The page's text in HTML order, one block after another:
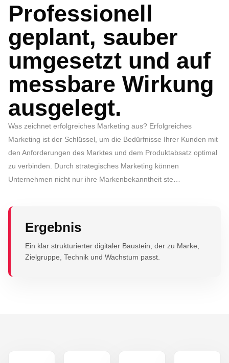
Professionell
geplant, sauber
umgesetzt und auf
messbare Wirkung
ausgelegt.
Was zeichnet erfolgreiches Marketing aus? Erfolgreiches
Marketing ist der Schlüssel, um die Bedürfnisse Ihrer Kunden mit
den Anforderungen des Marktes und dem Produktabsatz optimal
zu verbinden. Durch strategisches Marketing können
Unternehmen nicht nur ihre Markenbekanntheit ste…
Ergebnis
Ein klar strukturierter digitaler Baustein, der zu Marke,
Zielgruppe, Technik und Wachstum passt.